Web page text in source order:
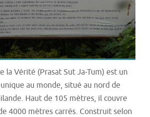
la Vérité (Prasat Sut Ja-Tum) est un
au monde, situé au nord de
Haut de 105 mètres, il couvre
4000 mètres carrés. Construit selon